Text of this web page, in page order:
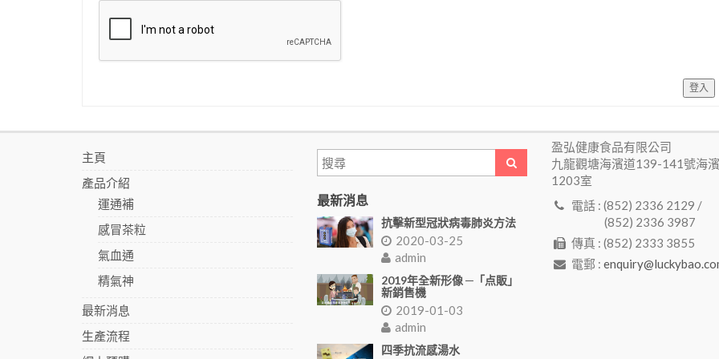
登入
主頁
產品介紹
運通補
感冒茶粒
氣血通
精氣神
最新消息
生產流程
最新消息
抗擊新型冠狀病毒肺炎方法
2020-03-25
admin
2019年全新形像 ─「点販」
新銷售機
2019-01-03
admin
四季抗流感湯水
盈弘健康食品有限公司
九龍觀塘海濱道139-141號海
1203室
電話 : (852) 2336 2129 /
(852) 2336 3987
傳真 : (852) 2333 3855
電郵 :